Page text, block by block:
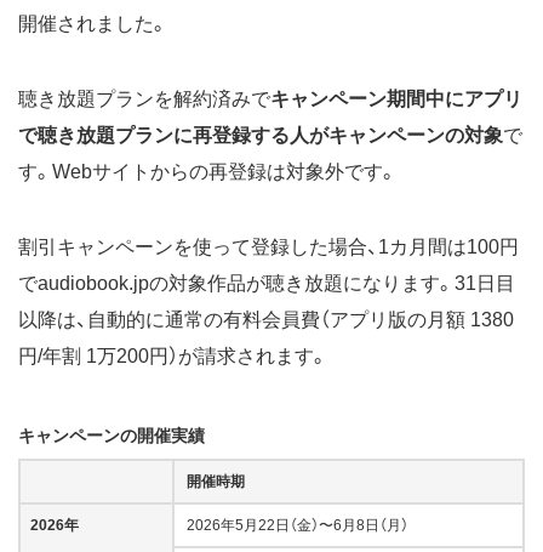
開催されました。
聴き放題プランを解約済みでキャンペーン期間中にアプリ
で聴き放題プランに再登録する人がキャンペーンの対象で
す。Webサイトからの再登録は対象外です。
割引キャンペーンを使って登録した場合、1カ月間は100円
でaudiobook.jpの対象作品が聴き放題になります。31日目
以降は、自動的に通常の有料会員費（アプリ版の月額 1380
円/年割 1万200円）が請求されます。
キャンペーンの開催実績
開催時期
2026年 2026年5月22日（金）〜6月8日（月）